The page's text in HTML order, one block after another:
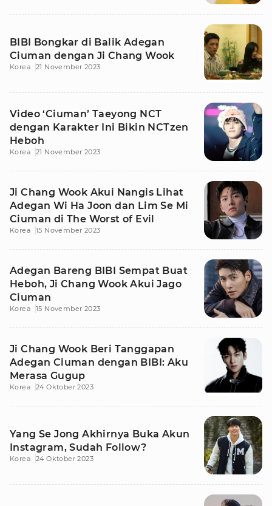
BIBI Bongkar di Balik Adegan
Ciuman dengan Ji Chang Wook
Korea 21 November 2023
Video ‘Ciuman’ Taeyong NCT
dengan Karakter Ini Bikin NCTzen
Heboh
Korea 21 November 2023
Ji Chang Wook Akui Nangis Lihat
Adegan Wi Ha Joon dan Lim Se Mi
Ciuman di The Worst of Evil
Korea 15 November 2023
Adegan Bareng BIBI Sempat Buat
Heboh, Ji Chang Wook Akui Jago
Ciuman
Korea 15 November 2023
Ji Chang Wook Beri Tanggapan
Adegan Ciuman dengan BIBI: Aku
Merasa Gugup
Korea 24 Oktober 2023
Yang Se Jong Akhirnya Buka Akun
Instagram, Sudah Follow?
Korea 24 Oktober 2023